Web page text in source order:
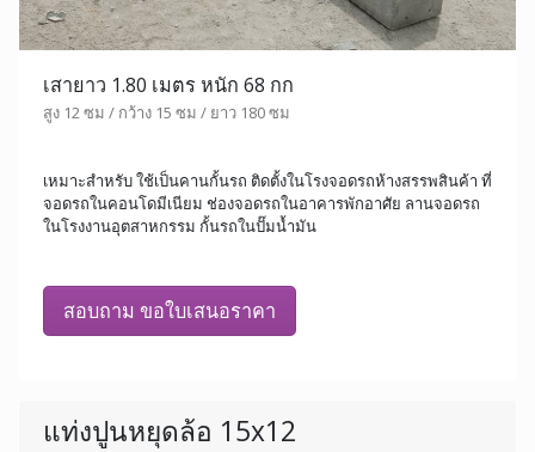
เสายาว 1.80 เมตร หนัก 68 กก
สูง 12 ซม / กว้าง 15 ซม / ยาว 180 ซม
เหมาะสำหรับ ใช้เป็นคานกั้นรถ ติดตั้งในโรงจอดรถห้างสรรพสินค้า ที่
จอดรถในคอนโดมีเนียม ช่องจอดรถในอาคารพักอาศัย ลานจอดรถ
ในโรงงานอุตสาหกรรม กั้นรถในปั๊มน้ำมัน
สอบถาม ขอใบเสนอราคา
แท่งปูนหยุดล้อ 15x12